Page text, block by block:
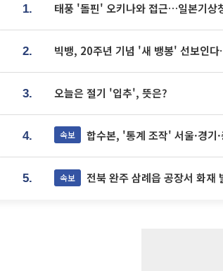
1. 태풍 '돌핀' 오키나와 접근…일본기상
2. 빅뱅, 20주년 기념 '새 뱅봉' 선보인
3. 오늘은 절기 '입추', 뜻은?
4. 속보 합수본, '통계 조작' 서울·경기
5. 속보 전북 완주 삼례읍 공장서 화재